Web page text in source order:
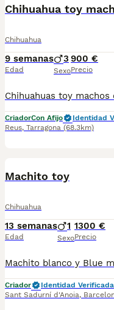
Chihuahua toy
Chihuahua
9 semanas
Edad
3
Sexo
900 €
Precio
CriadorCon Afijo
Identidad
Reus, Tarragona (68.3km)
Machito toy
Chihuahua
13 semanas
Edad
1
Sexo
1300 €
Precio
Criador
Identidad Verificada
Sant Sadurní d'Anoia,